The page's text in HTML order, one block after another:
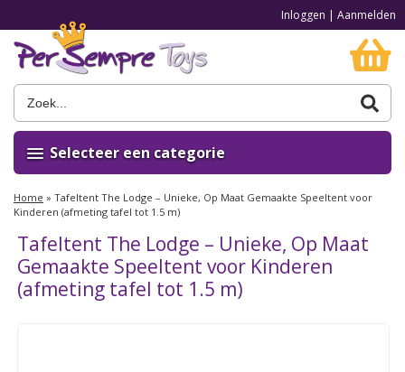
Inloggen | Aanmelden
Selecteer een categorie
Home » Tafeltent The Lodge – Unieke, Op Maat Gemaakte Speeltent voor
Kinderen (afmeting tafel tot 1.5 m)
Tafeltent The Lodge – Unieke, Op Maat
Gemaakte Speeltent voor Kinderen
(afmeting tafel tot 1.5 m)